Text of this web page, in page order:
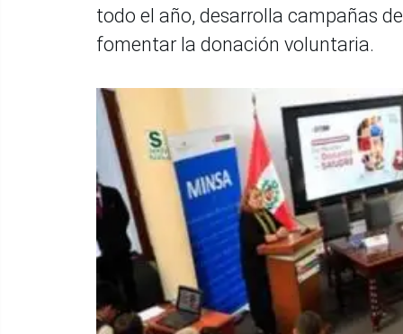
todo el año, desarrolla campañas
fomentar la donación voluntaria.